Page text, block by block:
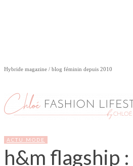
Hybride magazine / blog féminin depuis 2010
ACTU MODE
h&m flagship